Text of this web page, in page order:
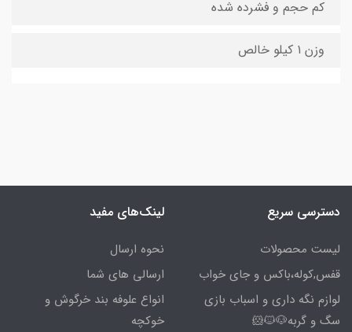
کم حجم و فشرده شده
وزن ۱ کیلو خالص
دسترسی سریع
لیست محصولات
قفس,کوله،باکس و جای خواب
لوازم نگه داری و اسباب بازی
سگ و گربه🐶🐱🐹
لینک‌های مفید
نحوه ارسال
ارسالی های شما
انواع علوفه بند خرگوش و
خوکچه